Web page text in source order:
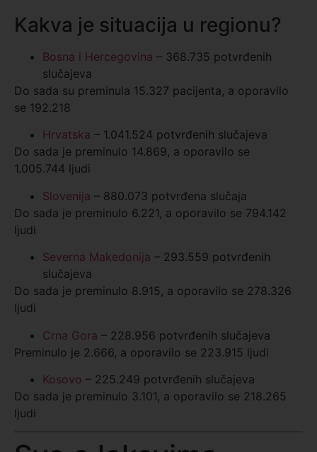
Kakva je situacija u regionu?
Bosna i Hercegovina – 368.735 potvrđenih
slučajeva
Do sada su preminula 15.327 pacijenta, a oporavilo
se 192.218
Hrvatska – 1.041.524 potvrđenih slučajeva
Do sada je preminulo 14.869, a oporavilo se
1.005.744 ljudi
Slovenija – 880.073 potvrđena slučaja
Do sada je preminulo 6.221, a oporavilo se 794.142
ljudi
Severna Makedonija – 293.559 potvrđenih
slučajeva
Do sada je preminulo 8.915, a oporavilo se 278.326
ljudi
Crna Gora – 228.956 potvrđenih slučajeva
Preminulo je 2.666, a oporavilo se 223.915 ljudi
Kosovo – 225.249 potvrđenih slučajeva
Do sada je preminulo 3.101, a oporavilo se 218.265
ljudi